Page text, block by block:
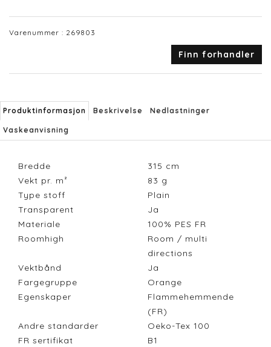
Varenummer : 269803
Finn forhandler
Produktinformasjon Beskrivelse Nedlastninger
Vaskeanvisning
Bredde 315 cm
Vekt pr. m²
83 g
Type stoff
Plain
Transparent
Ja
Materiale
100% PES FR
Roomhigh
Room / multi
directions
Vektbånd
Ja
Fargegruppe
Orange
Egenskaper
Flammehemmende
(FR)
Andre standarder
Oeko-Tex 100
FR sertifikat
B1